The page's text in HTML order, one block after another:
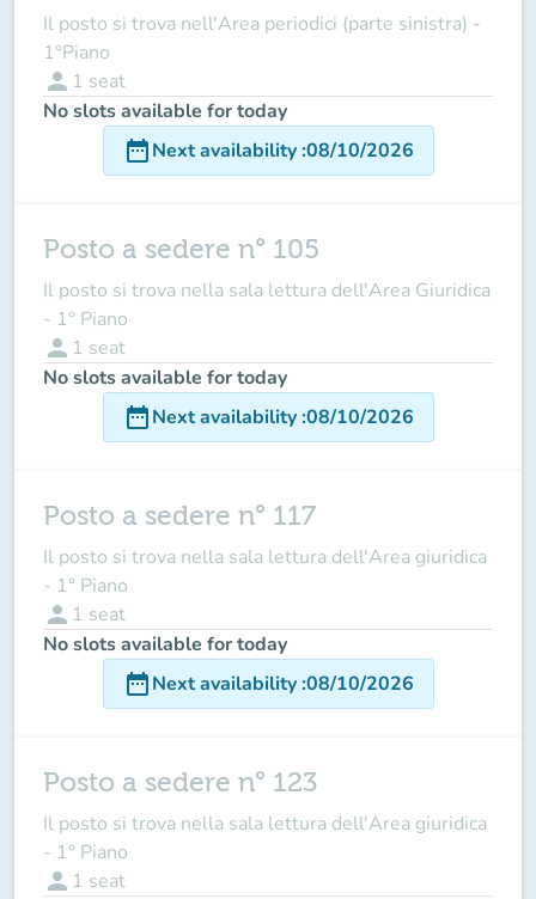
Il posto si trova nell'Area periodici (parte sinistra) -
1°Piano
person 1 seat
No slots available for today
date_rangeNext availability:08/10/2026
Posto a sedere n° 105
Il posto si trova nella sala lettura dell'Area Giuridica
- 1° Piano
person 1 seat
No slots available for today
date_rangeNext availability:08/10/2026
Posto a sedere n° 117
Il posto si trova nella sala lettura dell'Area giuridica
- 1° Piano
person 1 seat
No slots available for today
date_rangeNext availability:08/10/2026
Posto a sedere n° 123
Il posto si trova nella sala lettura dell'Area giuridica
- 1° Piano
person 1 seat